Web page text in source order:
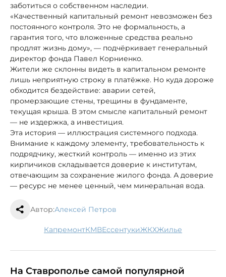
заботиться о собственном наследии.
«Качественный капитальный ремонт невозможен без
постоянного контроля. Это не формальность, а
гарантия того, что вложенные средства реально
продлят жизнь дому», — подчёркивает генеральный
директор фонда Павел Корниенко.
Жители же склонны видеть в капитальном ремонте
лишь неприятную строку в платёжке. Но куда дороже
обходится бездействие: аварии сетей,
промерзающие стены, трещины в фундаменте,
текущая крыша. В этом смысле капитальный ремонт
— не издержка, а инвестиция.
Эта история — иллюстрация системного подхода.
Внимание к каждому элементу, требовательность к
подрядчику, жесткий контроль — именно из этих
кирпичиков складывается доверие к институтам,
отвечающим за сохранение жилого фонда. А доверие
— ресурс не менее ценный, чем минеральная вода.
Автор:Алексей Петров
капремонт КМВ Ессентуки ЖКХ жилье
На Ставрополье самой популярной